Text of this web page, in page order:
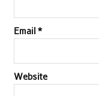
Email *
Website